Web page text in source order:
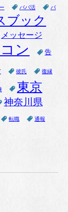
パパ活 パ
ブック
メッセージ
ン 告
彼氏 復縁
東京
神奈川県
転職
通報